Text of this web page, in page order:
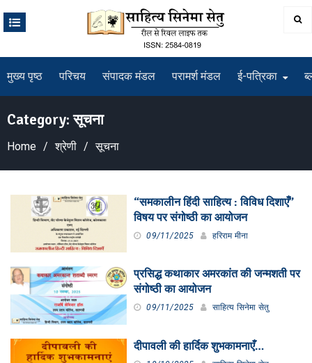
मुख्य पृष्ठ परिचय संपादक मंडल परामर्श मंडल ई-पत्रिका
Category:सूचना
Home श्रेणी सूचना
“समकालीन हिंदी साहित्य : विविध दिशाएँ”
विषय पर संगोष्ठी का आयोजन
09/11/2025 हरिराम मीना
प्रसिद्ध कथाकार अमरकांत की जन्मशती पर
संगोष्ठी का आयोजन
09/11/2025 साहित्य सिनेमा सेतु
दीपावली की हार्दिक शुभकामनाएँ…